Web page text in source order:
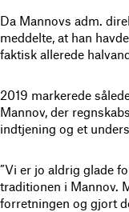
Da Mannovs adm.
meddelte, at han
faktisk allerede
2019 markerede
Mannov, der
indtjening og et
”Vi er jo aldrig glade
traditionen i Mannov.
forretningen og gjort